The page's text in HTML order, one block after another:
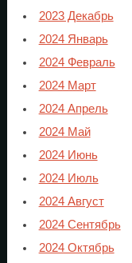
2023 Декабрь
2024 Январь
2024 Февраль
2024 Март
2024 Апрель
2024 Май
2024 Июнь
2024 Июль
2024 Август
2024 Сентябрь
2024 Октябрь